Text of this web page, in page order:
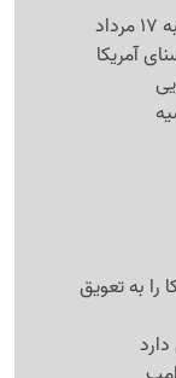
آمریکا
را به تعویق